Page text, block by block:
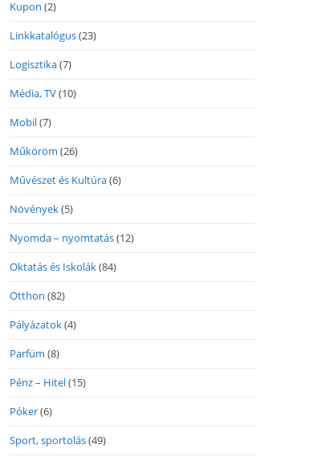
Kupon (2)
Linkkatalógus(23)
Logisztika(7)
Média, TV(10)
Mobil(7)
Műköröm (26)
Művészet és Kultúra(6)
Növények(5)
Nyomda – nyomtatás(12)
Oktatás és Iskolák(84)
Otthon (82)
Pályázatok(4)
Parfüm (8)
Pénz – Hitel(15)
Póker(6)
Sport, sportolás(49)